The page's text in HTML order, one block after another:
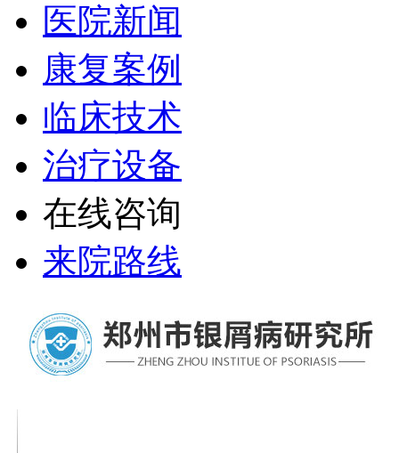
医院新闻
康复案例
临床技术
治疗设备
在线咨询
来院路线